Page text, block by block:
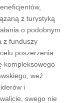
z turystyką
o podobnym
z funduszy
poszerzenia
kompleksowego
weź
i
swego nie